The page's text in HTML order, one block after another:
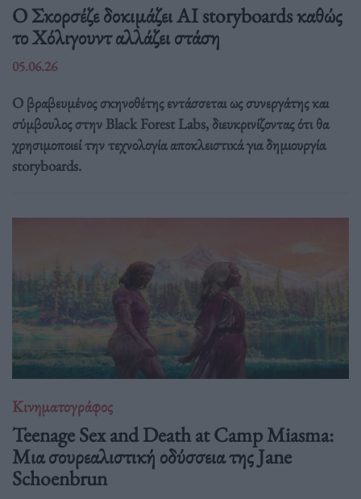
Ο Σκορσέζε δοκιμάζει AI storyboards καθώς
το Χόλιγουντ αλλάζει στάση
05.06.26
Ο βραβευμένος σκηνοθέτης εντάσσεται ως συνεργάτης και
σύμβουλος στην Black Forest Labs, διευκρινίζοντας ότι θα
χρησιμοποιεί την τεχνολογία αποκλειστικά για δημιουργία
storyboards.
Κινηματογράφος
Teenage Sex and Death at Camp Miasma:
Μια σουρεαλιστική οδύσσεια της Jane
Schoenbrun